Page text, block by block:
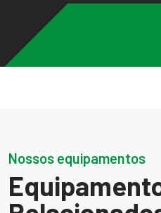
Nossos equipamentos